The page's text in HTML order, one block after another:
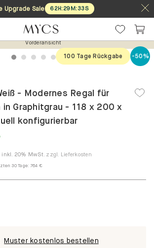
Upgrade Sale 62H:29M:33S
Vorderansicht
1 2 3 4 5 6 7
100 Tage Rückgabe -50%
- Modernes Regal für
in Graphitgrau - 118 x 200 x
konfigurierbar
inkl. 20% MwSt. zzgl. Lieferkosten
30 Tage: 764 €
Muster kostenlos bestellen